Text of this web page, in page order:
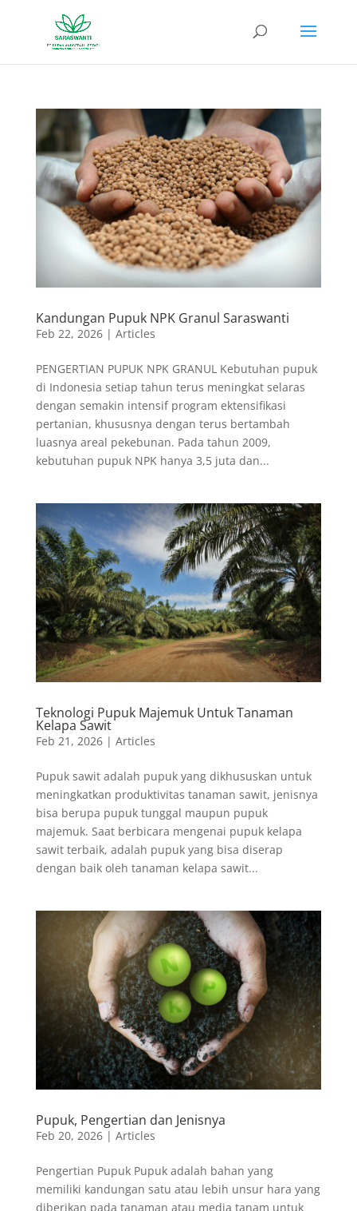
Kandungan Pupuk NPK Granul Saraswanti
Feb 22, 2026| Articles
PENGERTIAN PUPUK NPK GRANUL Kebutuhan pupuk
di Indonesia setiap tahun terus meningkat selaras
dengan semakin intensif program ektensifikasi
pertanian, khususnya dengan terus bertambah
luasnya areal pekebunan. Pada tahun 2009,
kebutuhan pupuk NPK hanya 3,5 juta dan...
Teknologi Pupuk Majemuk Untuk Tanaman
Kelapa Sawit
Feb 21, 2026| Articles
Pupuk sawit adalah pupuk yang dikhususkan untuk
meningkatkan produktivitas tanaman sawit, jenisnya
bisa berupa pupuk tunggal maupun pupuk
majemuk. Saat berbicara mengenai pupuk kelapa
sawit terbaik, adalah pupuk yang bisa diserap
dengan baik oleh tanaman kelapa sawit...
Pupuk, Pengertian dan Jenisnya
Feb 20, 2026| Articles
Pengertian Pupuk Pupuk adalah bahan yang
memiliki kandungan satu atau lebih unsur hara yang
diberikan pada tanaman atau media tanam untuk